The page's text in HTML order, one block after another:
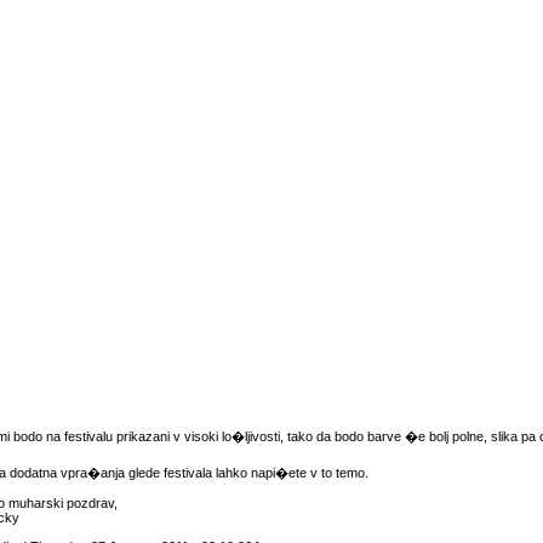
bodo na festivalu prikazani v visoki lo�ljivosti, tako da bodo barve �e bolj polne, slika pa
dodatna vpra�anja glede festivala lahko napi�ete v to temo.
muharski pozdrav,